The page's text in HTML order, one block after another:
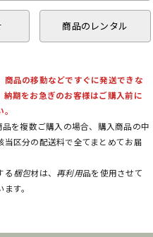
商品のレンタル
商品の移動などですぐに発送できな
納期をお急ぎのお客様はご購入前に
品を複数ご購入の場合、購入商品の中
当区分の配送料で全てまとめてお届
る梱包材は、 再利用品を使用させて
す。